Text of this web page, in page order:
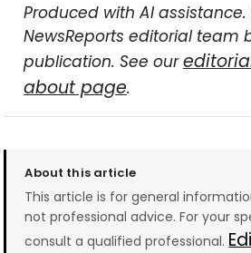
Produced with AI
NewsReports editorial team
publication. See our
about page.
About this article
This article is for general
not professional advice. For your
consult a qualified professional.